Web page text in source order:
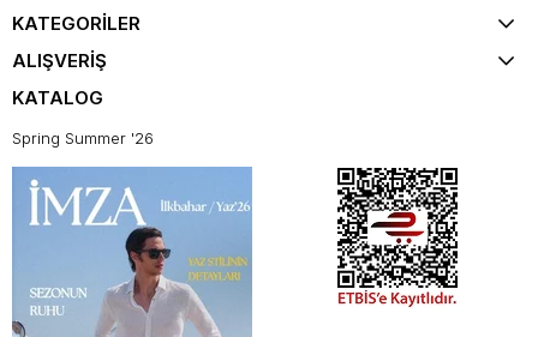
KATEGORİLER
ALIŞVERİŞ
KATALOG
Spring Summer '26